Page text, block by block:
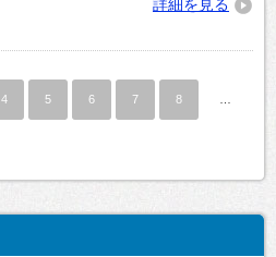
詳細を見る
4 5 6 7 8